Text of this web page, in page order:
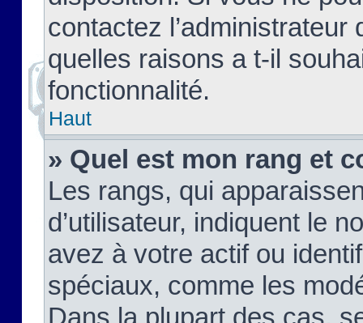
contactez
quelles raisons a t-il
fonctionnalité.
Haut
» Quel est mon rang et
Les rangs, qui
d’utilisateur, indiquent le
avez à votre actif ou
spéciaux, comme les
Dans la plupart des cas,